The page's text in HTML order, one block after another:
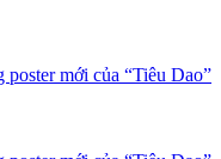
mới của “Tiêu Dao”